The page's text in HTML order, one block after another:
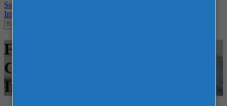
Sobre
Imprensa
Feiras - Transamerica Expo
Center - SP - Feira
Internacional - Agrícola